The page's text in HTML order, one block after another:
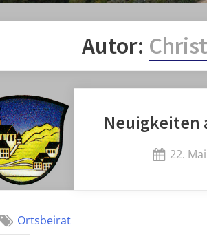
Autor:
Neuigkeiten
Posted
22.
Ortsbeirat